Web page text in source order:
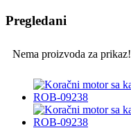
Pregledani
Nema proizvoda za prikaz!